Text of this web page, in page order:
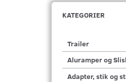
KATEGORIER
Trailer
Aluramper og
Adapter, stik og